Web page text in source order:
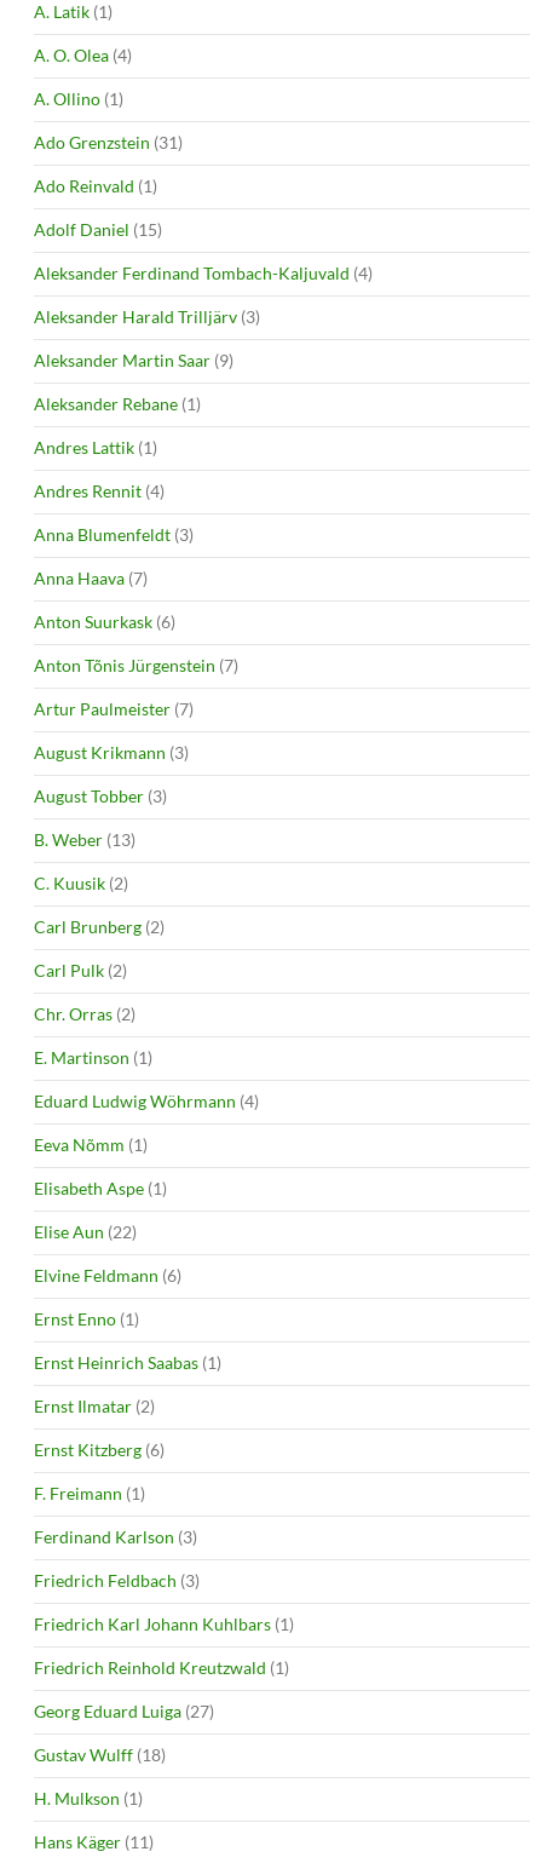
A. Latik (1)
A. O. Olea (4)
A. Ollino (1)
Ado Grenzstein (31)
Ado Reinvald (1)
Adolf Daniel (15)
Aleksander Ferdinand Tombach-Kaljuvald (4)
Aleksander Harald Trilljärv (3)
Aleksander Martin Saar (9)
Aleksander Rebane (1)
Andres Lattik (1)
Andres Rennit (4)
Anna Blumenfeldt (3)
Anna Haava (7)
Anton Suurkask (6)
Anton Tõnis Jürgenstein (7)
Artur Paulmeister (7)
August Krikmann (3)
August Tobber (3)
B. Weber (13)
C. Kuusik (2)
Carl Brunberg (2)
Carl Pulk (2)
Chr. Orras (2)
E. Martinson (1)
Eduard Ludwig Wöhrmann (4)
Eeva Nõmm (1)
Elisabeth Aspe (1)
Elise Aun (22)
Elvine Feldmann (6)
Ernst Enno (1)
Ernst Heinrich Saabas (1)
Ernst Ilmatar (2)
Ernst Kitzberg (6)
F. Freimann (1)
Ferdinand Karlson (3)
Friedrich Feldbach (3)
Friedrich Karl Johann Kuhlbars (1)
Friedrich Reinhold Kreutzwald (1)
Georg Eduard Luiga (27)
Gustav Wulff (18)
H. Mulkson (1)
Hans Käger (11)